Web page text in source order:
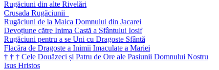
Rugăciuni din alte Rivelări
Crusada Rugăciunii
Rugăciuni de la Maica Domnului din Jacarei
Devoțiune către Inima Castă a Sfântului Iosif
Rugăciuni pentru a se Uni cu Dragoste Sfântă
Flacăra de Dragoste a Inimii Imaculate a Mariei
† † † Cele Douăzeci și Patru de Ore ale Pasiunii Domnului Nostru
Isus Hristos